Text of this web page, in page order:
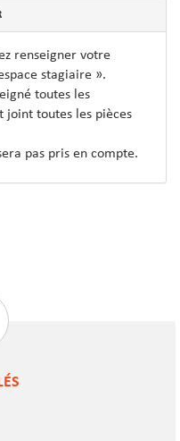
renseigner votre
stagiaire ».
toutes les
joint toutes les pièces
pas pris en compte.